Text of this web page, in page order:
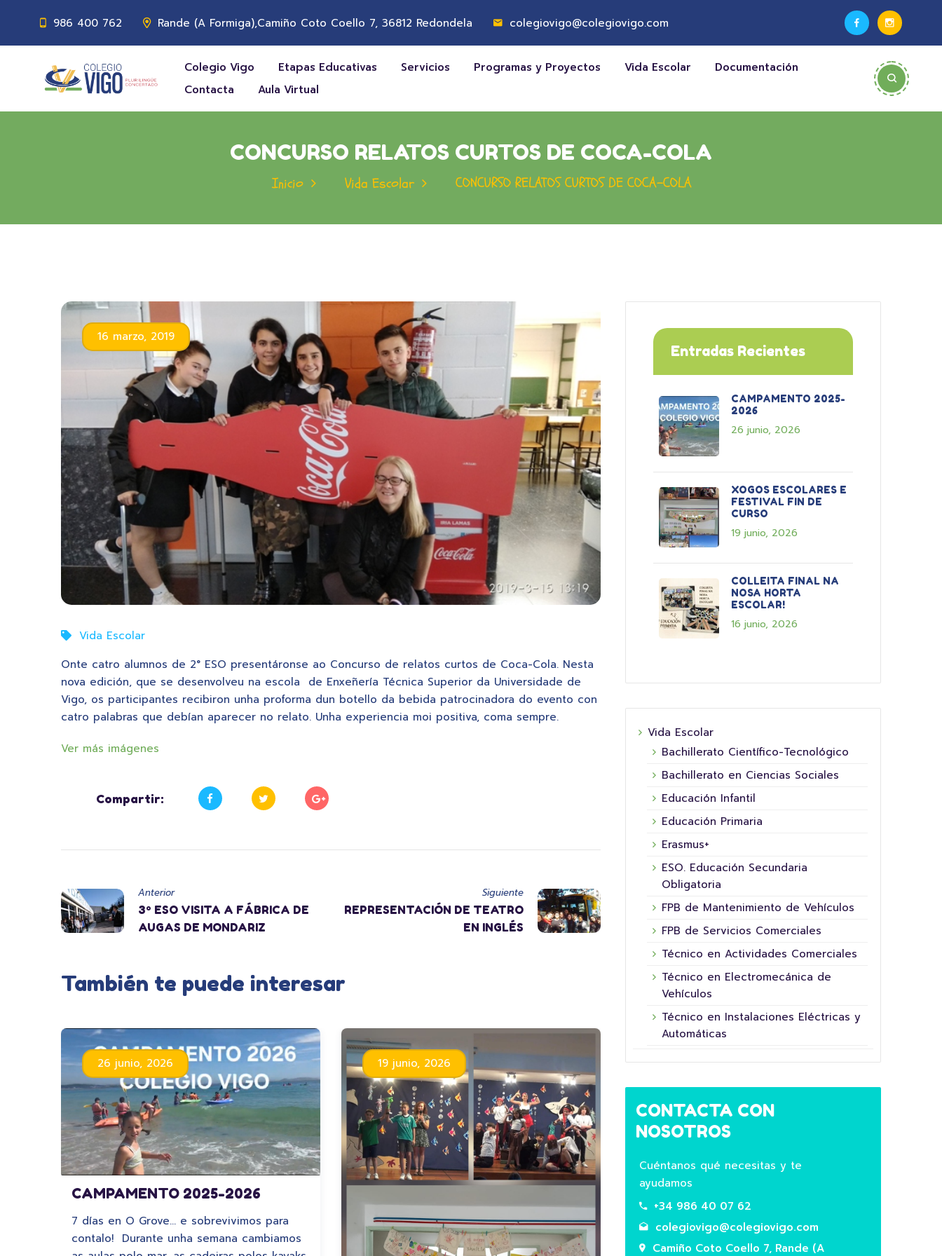
986 400 762 Rande (A Formiga),Camiño Coto Coello 7, 36812 Redondela colegiovigo@colegiovigo.com
Colegio Vigo Etapas Educativas Servicios Programas y Proyectos Vida Escolar
Documentación
Contacta
Aula Virtual
CONCURSO RELATOS CURTOS DE COCA-COLA
Inicio Vida Escolar CONCURSO RELATOS CURTOS DE COCA-COLA
16 marzo, 2019
Vida Escolar
Onte catro alumnos de 2° ESO presentáronse ao Concurso de relatos curtos de Coca-Cola. Nesta
nova edición, que se desenvolveu na escola de Enxeñería Técnica Superior da Universidade de
Vigo, os participantes recibiron unha proforma dun botello da bebida patrocinadora do evento con
catro palabras que debían aparecer no relato. Unha experiencia moi positiva, coma sempre.
Ver más imágenes
Compartir:
Anterior
3º ESO VISITA A FÁBRICA DE
AUGAS DE MONDARIZ
Siguiente
REPRESENTACIÓN DE TEATRO
EN INGLÉS
También te puede interesar
26 junio, 2026
CAMPAMENTO 2025-2026
7 días en O Grove… e sobrevivimos para
contalo! Durante unha semana cambiamos
19 junio, 2026 16 junio, 2026
5º XORNADA DE
SUPERHEROÍNAS E
Entradas Recientes
CAMPAMENTO 2025-
2026
26 junio, 2026
XOGOS ESCOLARES E
FESTIVAL FIN DE
CURSO
19 junio, 2026
COLLEITA FINAL NA
NOSA HORTA
ESCOLAR!
16 junio, 2026
Vida Escolar
Bachillerato Científico-Tecnológico
Bachillerato en Ciencias Sociales
Educación Infantil
Educación Primaria
Erasmus+
ESO. Educación Secundaria
Obligatoria
FPB de Mantenimiento de Vehículos
FPB de Servicios Comerciales
Técnico en Actividades Comerciales
Técnico en Electromecánica de
Vehículos
Técnico en Instalaciones Eléctricas y
Automáticas
CONTACTA CON
NOSOTROS
Cuéntanos qué necesitas y te
ayudamos
+34 986 40 07 62
colegiovigo@colegiovigo.com
Camiño Coto Coello 7, Rande (A